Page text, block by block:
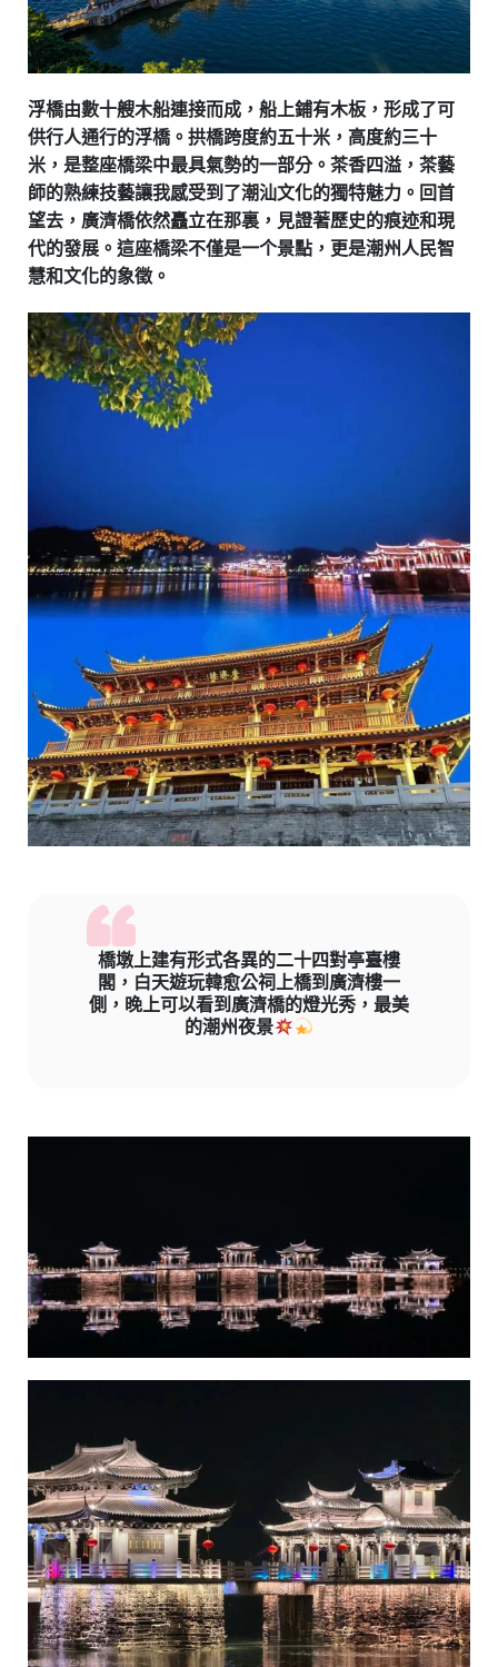
浮橋由數十艘木船連接而成，船上鋪有木板，形成了可
供行人通行的浮橋。拱橋跨度約五十米，高度約三十
米，是整座橋梁中最具氣勢的一部分。茶香四溢，茶藝
師的熟練技藝讓我感受到了潮汕文化的獨特魅力。回首
望去，廣濟橋依然矗立在那裏，見證著歷史的痕迹和現
代的發展。這座橋梁不僅是一个景點，更是潮州人民智
慧和文化的象徵。
橋墩上建有形式各異的二十四對亭臺樓
閣，白天遊玩韓愈公祠上橋到廣濟樓一
側，晚上可以看到廣濟橋的燈光秀，最美
的潮州夜景